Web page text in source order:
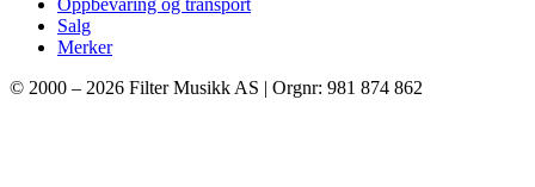
Oppbevaring og transport
Salg
Merker
© 2000 – 2026 Filter Musikk AS | Orgnr: 981 874 862